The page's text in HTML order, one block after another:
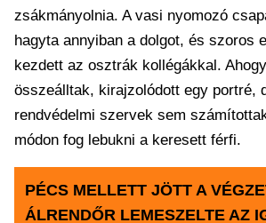
zsákmányolnia. A vasi nyomozó
hagyta annyiban a dolgot, és szoros
kezdett az osztrák kollégákkal.
összeálltak, kirajzolódott egy portré,
rendvédelmi szervek sem
módon fog lebukni a keresett férfi.
PÉCS MELLETT JÖTT A
ÁLRENDŐR LEMESZELTE AZ